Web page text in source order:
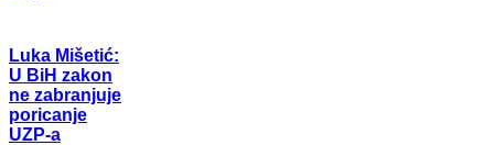
Luka Mišetić:
U BiH zakon
ne zabranjuje
poricanje
UZP-a